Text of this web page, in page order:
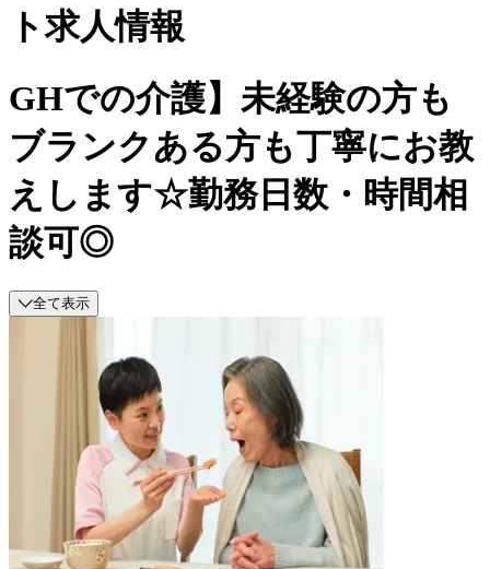
ト求人情報
GHでの介護】未経験の方も
ブランクある方も丁寧にお教
えします☆勤務日数・時間相
談可◎
全て表示